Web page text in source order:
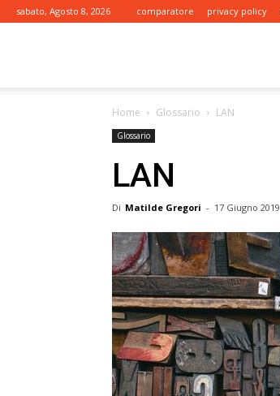
sabato, Agosto 8, 2026 comparatore privacy policy
Home Glossario LAN
Glossario
LAN
Di Matilde Gregori - 17 Giugno 2019